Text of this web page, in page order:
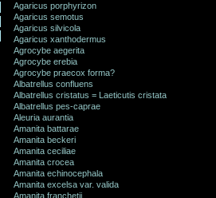
Agaricus porphyrizon
Agaricus semotus
Agaricus silvicola
Agaricus xanthodermus
Agrocybe aegerita
Agrocybe erebia
Agrocybe praecox forma?
Albatrellus confluens
Albatrellus cristatus = Laeticutis cristata
Albatrellus pes-caprae
Aleuria aurantia
Amanita battarae
Amanita beckeri
Amanita ceciliae
Amanita crocea
Amanita echinocephala
Amanita excelsa var. valida
Amanita franchetii